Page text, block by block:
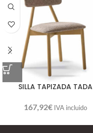
SILLA TAPIZADA TADA
167,92€ IVA incluido